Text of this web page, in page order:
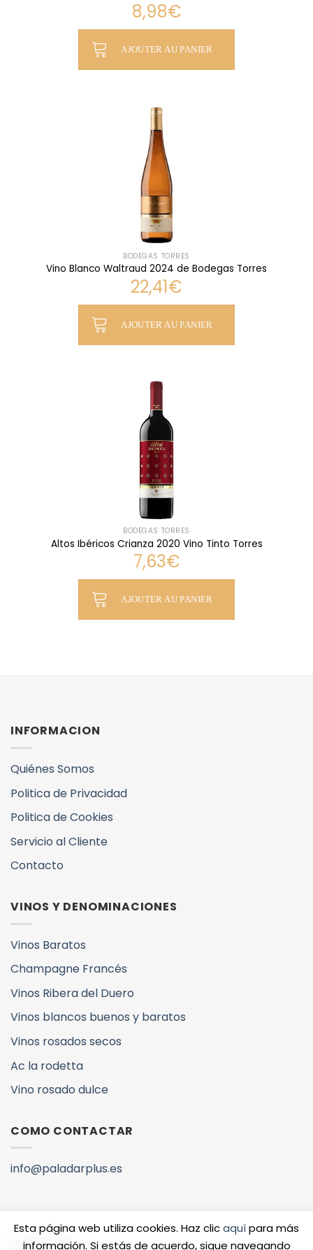
8,98€
AJOUTER AU PANIER
BODEGAS TORRES
Vino Blanco Waltraud 2024 de Bodegas Torres
22,41€
AJOUTER AU PANIER
BODEGAS TORRES
Altos Ibéricos Crianza 2020 Vino Tinto Torres
7,63€
AJOUTER AU PANIER
INFORMACION
Quiénes Somos
Politica de Privacidad
Politica de Cookies
Servicio al Cliente
Contacto
VINOS Y DENOMINACIONES
Vinos Baratos
Champagne Francés
Vinos Ribera del Duero
Vinos blancos buenos y baratos
Vinos rosados secos
Ac la rodetta
Vino rosado dulce
COMO CONTACTAR
info@paladarplus.es
Copyright 2026 ©
Esta página web utiliza cookies. Haz clicaquípara más
información. Si estás de acuerdo, sigue navegando